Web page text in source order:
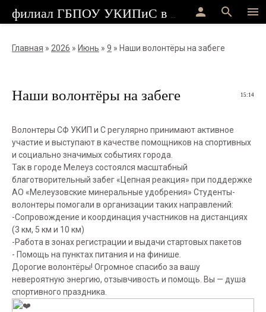
menu
search
person
Главная » 2026 » Июнь » 9 » Наши волонтёры на забеге
15:14
Наши волонтёры на забеге
Волонтеры СФ УКИП и С регулярно принимают активное
участие и выступают в качестве помощников на спортивных
и социально значимых событиях города.
Так в городе Мелеуз состоялся масштабный
благотворительный забег «Цепная реакция» при поддержке
АО «Мелеузовские минеральные удобрения» Студенты-
волонтеры помогали в организации таких направлений:
-Сопровождение и координация участников на дистанциях
(3 км, 5 км и 10 км)
-Работа в зонах регистрации и выдачи стартовых пакетов
- Помощь на пунктах питания и на финише.
Дорогие волонтёры! Огромное спасибо за вашу
невероятную энергию, отзывчивость и помощь. Вы — душа
спортивного праздника.